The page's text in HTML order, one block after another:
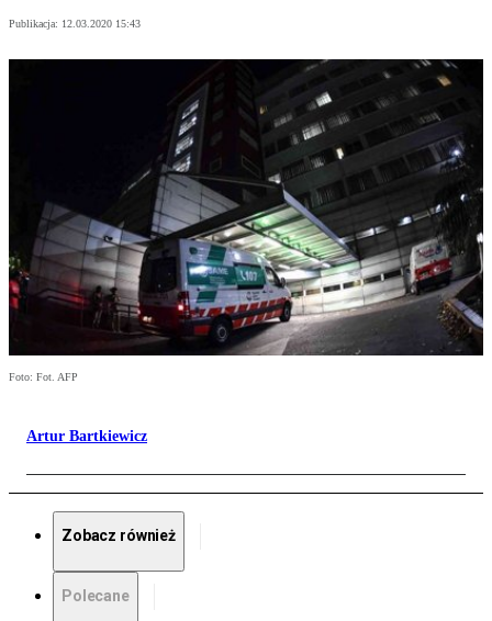
Publikacja: 12.03.2020 15:43
Foto: Fot. AFP
Artur Bartkiewicz
Zobacz również
Polecane